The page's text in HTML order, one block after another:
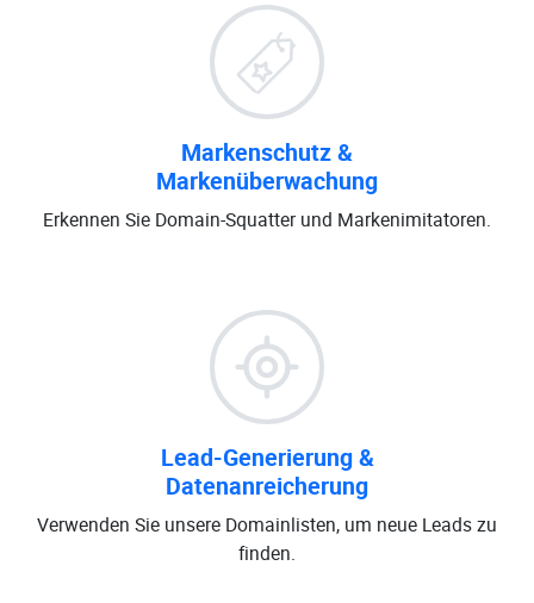
Markenschutz &
Markenüberwachung
Erkennen Sie Domain-Squatter und Markenimitatoren.
Lead-Generierung &
Datenanreicherung
Verwenden Sie unsere Domainlisten, um neue Leads zu
finden.